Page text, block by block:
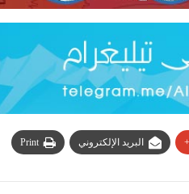
البريد الإلكتروني Print